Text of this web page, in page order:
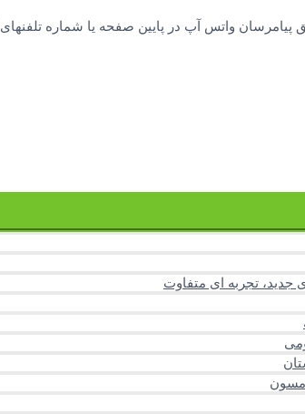
آپ در پایین صفحه یا شماره تلفنهای 04133342777 و 04133251388 تماس بگیرید.
جدید، تجربه ای متفاوت